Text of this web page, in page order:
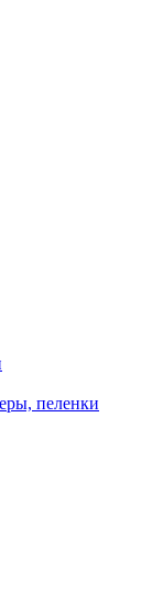
пеленки